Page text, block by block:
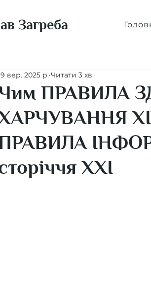
Загреба
ПРАВИЛА
ХХІ
вер. 2025 р. Читати 3 хв